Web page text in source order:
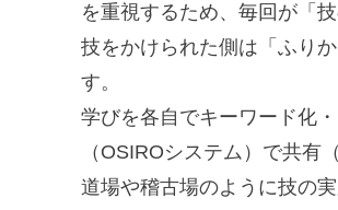
を重視するため、毎回が「
技をかけられた側は「ふり
す。
学びを各自でキーワード化
（OSIROシステム）で共有
道場や稽古場のように技の